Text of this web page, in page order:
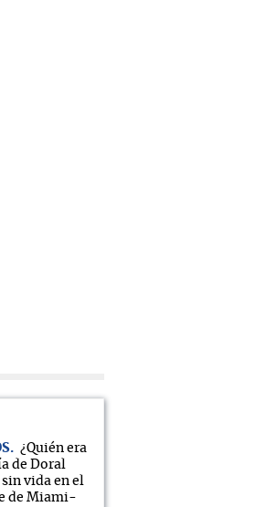
¿Quién era
de Doral
vida en el
de Miami-